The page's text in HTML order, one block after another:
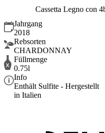
Cassetta Legno con
Jahrgang
2018
Rebsorten
CHARDONNAY
Füllmenge
0.75l
Info
Enthält Sulfite - Hergestellt
in Italien